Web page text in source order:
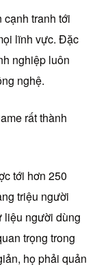
tranh tới
lĩnh vực. Đặc
nghiệp luôn
nghệ.
rất thành
tới hơn 250
triệu người
liệu người dùng
trọng trong
họ phải quản